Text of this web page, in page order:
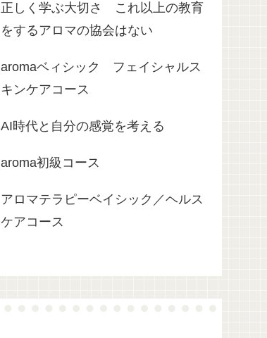
正しく学ぶ大切さ これ以上の教育
をするアロマの協会はない
aromaベィシック フェイシャルス
キンケアコース
AI時代と自分の感覚を考える
aroma初級コース
アロマテラピーベイシック／ヘルス
ケアコース